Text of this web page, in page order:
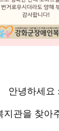
안녕하세요
지관을 찾아